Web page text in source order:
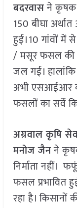
बदरवासने कृषक
150 बीघा
हुई।10 गांवों में
/ मसूर फसल की
जल गई।
अभी एसआईआर
फसलों का सर्वे
अग्रवाल कृषि
मनोज जैनने
निर्माता नहीं।
फसल प्रभावित
रहा है।